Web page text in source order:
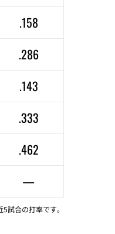
.158
.286
.143
.333
.462
—
試合の打率です。